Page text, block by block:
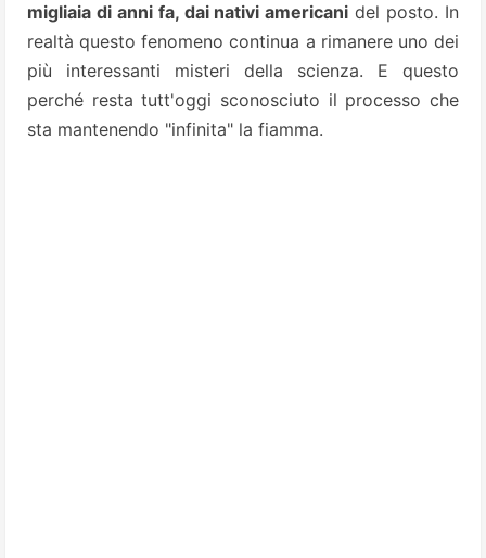
migliaia di anni fa, dai nativi americani del posto. In
realtà questo fenomeno continua a rimanere uno dei
più interessanti misteri della scienza. E questo
perché resta tutt'oggi sconosciuto il processo che
sta mantenendo "infinita" la fiamma.